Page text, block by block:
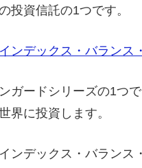
投資信託の1つです。
ンデックス・バランス
ガードシリーズの1つ
界に投資します。
ンデックス・バランス